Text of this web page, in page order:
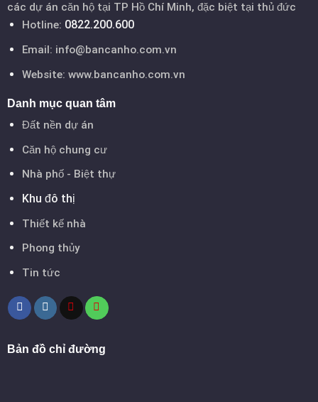
các dự án căn hộ tại TP Hồ Chí Minh, đặc biệt tại thủ đức
Hotline: 0822.200.600
Email: info@bancanho.com.vn
Website: www.bancanho.com.vn
Danh mục quan tâm
Đất nền dự án
Căn hộ chung cư
Nhà phố - Biệt thự
Khu đô thị
Thiết kế nhà
Phong thủy
Tin tức
Bản đồ chỉ đường